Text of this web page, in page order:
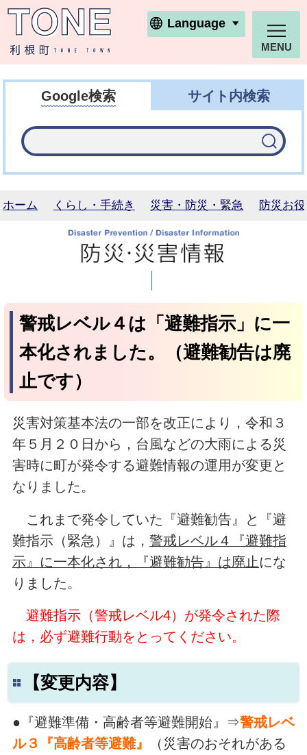
利根町ホームページ
Language
MENU
Google検索 サイト内検索
ホーム くらし・手続き 災害・防災・緊急 防災お
警戒レベル４は「避難指示」に一
本化されました。（避難勧告は廃
止です）
災害対策基本法の一部を改正により，令和３
年５月２０日から，台風などの大雨による災
害時に町が発令する避難情報の運用が変更と
なりました。
これまで発令していた『避難勧告』と『避
難指示（緊急）』は， 警戒レベル４『避難指
示』に一本化され，『避難勧告』は廃止にな
りました。
避難指示（警戒レベル4）が発令された際
は，必ず避難行動をとってください。
【変更内容】
●『避難準備・高齢者等避難開始』⇒警戒レベ
ル３『高齢者等避難』
（災害のおそれがある